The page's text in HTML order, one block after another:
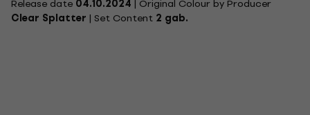
Release date 04.10.2024 | Original Colour by Producer
Clear Splatter | Set Content 2 gab.